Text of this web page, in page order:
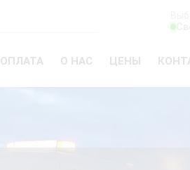
ОПЛАТА О НАС ЦЕНЫ